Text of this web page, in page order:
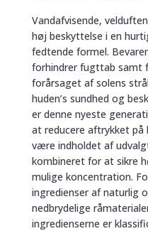
Vandafvisende,
høj beskyttelse i en
fedtende formel.
forhindrer fugttab
forårsaget af solens
huden’s sundhed og
er denne nyeste
at reducere aftrykket
være indholdet af
kombineret for at sikre
mulige koncentration.
ingredienser af naturlig
nedbrydelige
ingredienserne er